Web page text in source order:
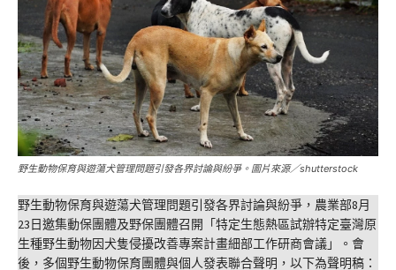
野生動物保育與遊蕩犬管理問題引發各界討論與紛爭。圖片來源／shutterstock
野生動物保育與遊蕩犬管理問題引發各界討論與紛爭，農業部8月
23日邀集動保團體及野保團體召開「特定生態熱區試辦特定臺灣原
生種野生動物因犬隻侵擾改善專案計畫細部工作研商會議」。會
後，多個野生動物保育團體與個人發表聯合聲明，以下為聲明稿：